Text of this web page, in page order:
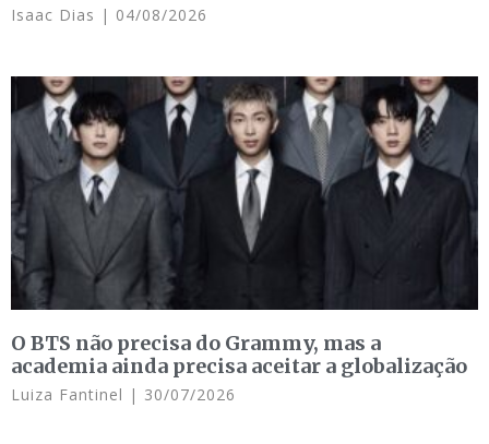
Isaac Dias 04/08/2026
O BTS não precisa do Grammy, mas a
academia ainda precisa aceitar a globalização
Luiza Fantinel 30/07/2026